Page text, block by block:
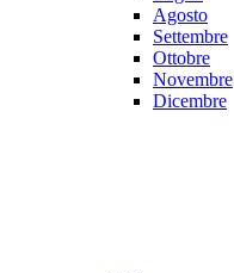
Agosto
Settembre
Ottobre
Novembre
Dicembre